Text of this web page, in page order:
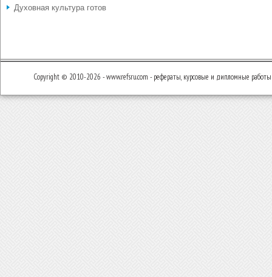
Духовная культура готов
Copyright © 2010-2026 - www.refsru.com - рефераты, курсовые и дипломные работы